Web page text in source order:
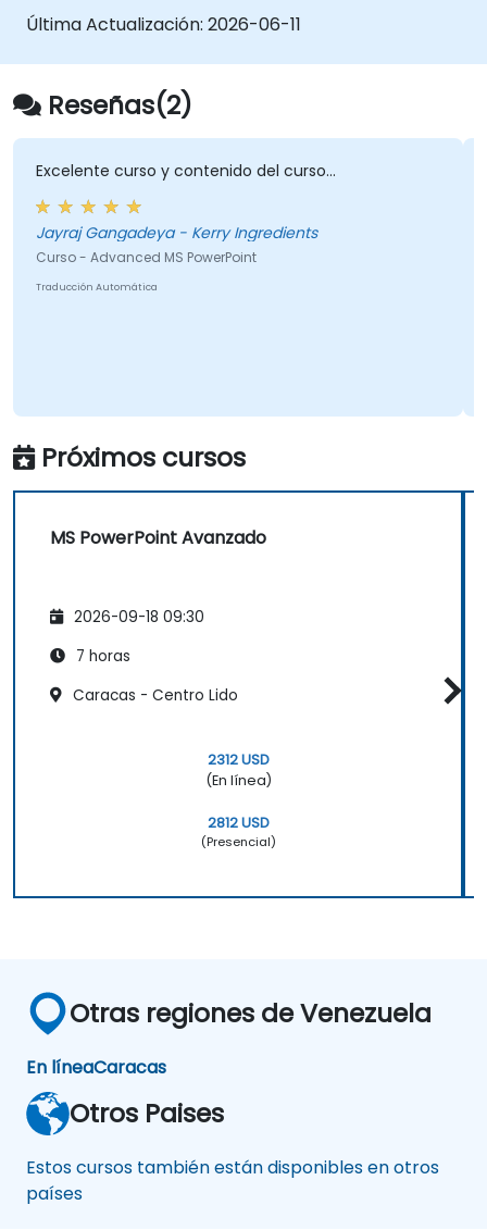
solares, diseños de gráficos presupuestarios e
métricas financieras clave. Guía a los
participantes para dominar la integración
con Excel para datos dinámicos, enfatizar
selectivamente ciertos números y contar
historias financieras con confianza que
obtengan la aprobación de los interesados.
Última Actualización: 2026-06-11
Reseñas(2)
Excelente curso y contenido del curso...
Jayraj Gangadeya - Kerry Ingredients
Curso - Advanced MS PowerPoint
Traducción Automática
Próximos cursos
MS PowerPoint Avanzado
2026-09-18 09:30
7 horas
Caracas - Centro Lido
2312 USD
(En línea)
2812 USD
(Presencial)
Otras regiones de Venezuela
En líneaCaracas
Otros Paises
Estos cursos también están disponibles en otros
países